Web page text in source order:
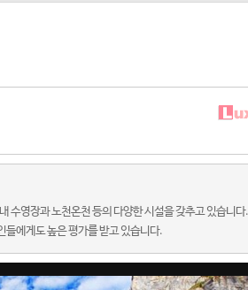
수영장과 노천온천 등의 다양한 시설을 갖추고 있습니다.
에게도 높은 평가를 받고 있습니다.